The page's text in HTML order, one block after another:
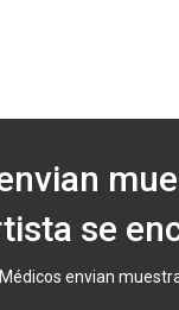
se
Médicos envian